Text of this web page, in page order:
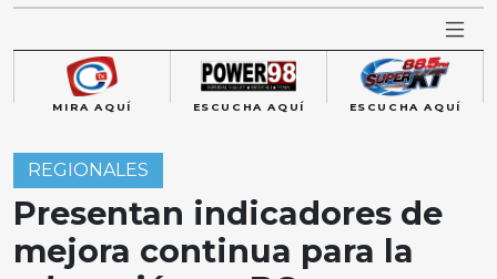
MIRA AQUÍ ESCUCHA AQUÍ ESCUCHA AQUÍ
REGIONALES
Presentan indicadores de
mejora continua para la